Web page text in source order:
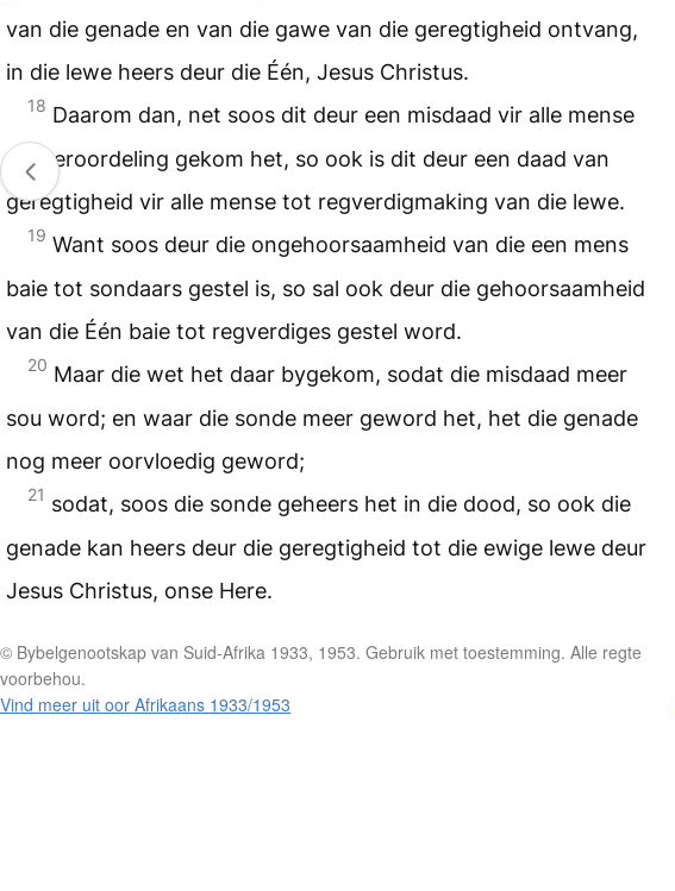
van die genade en van die gawe van die geregtigheid ontvang,
in die lewe heers deur die Één, Jesus Christus.
18 Daarom dan, net soos dit deur een misdaad vir alle mense
tot veroordeling gekom het, so ook is dit deur een daad van
geregtigheid vir alle mense tot regverdigmaking van die lewe.
19 Want soos deur die ongehoorsaamheid van die een mens
baie tot sondaars gestel is, so sal ook deur die gehoorsaamheid
van die Één baie tot regverdiges gestel word.
20 Maar die wet het daar bygekom, sodat die misdaad meer
sou word; en waar die sonde meer geword het, het die genade
nog meer oorvloedig geword;
21 sodat, soos die sonde geheers het in die dood, so ook die
genade kan heers deur die geregtigheid tot die ewige lewe deur
Jesus Christus, onse Here.
© Bybelgenootskap van Suid-Afrika 1933, 1953. Gebruik met toestemming. Alle regte
voorbehou.
Vind meer uit oor Afrikaans 1933/1953